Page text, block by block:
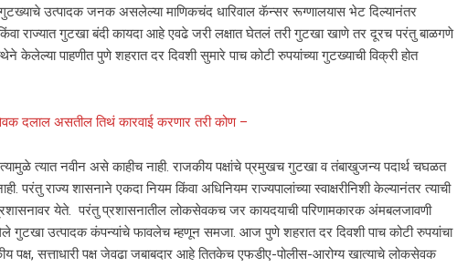
उत्पादक जनक असलेल्या माणिकचंद धारिवाल कॅन्सर रूग्णालयास भेट दिल्यानंतर
राज्यात गुटखा बंदी कायदा आहे एवढे जरी लक्षात घेतलं तरी गुटखा खाणे तर दूरच परंतु बाळगणे
पाहणीत पुणे शहरात दर दिवशी सुमारे पाच कोटी रुपयांच्या गुटख्याची विक्री होत
दलाल असतील तिथं कारवाई करणार तरी कोण –
त्यात नवीन असे काहीच नाही. राजकीय पक्षांचे प्रमुखच गुटखा व तंबाखुजन्य पदार्थ चघळत
परंतु राज्य शासनाने एकदा नियम किंवा अधिनियम राज्यपालांच्या स्वाक्षरीनिशी केल्यानंतर त्याची
येते. परंतु प्रशासनातील लोकसेवकच जर कायदयाची परिणामकारक अंमबलजावणी
गुटखा उत्पादक कंपन्यांचे फावलेच म्हणून समजा. आज पुणे शहरात दर दिवशी पाच कोटी रुपयांचा
सत्ताधारी पक्ष जेवढा जबाबदार आहे तितकेच एफडीए-पोलीस-आरोग्य खात्याचे लोकसेवक